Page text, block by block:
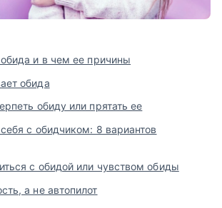
и в чем ее причины
обида
обиду или прятать ее
с обидчиком: 8 вариантов
с обидой или чувством обиды
а не автопилот